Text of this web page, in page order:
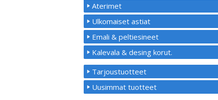
Aterimet
Ulkomaiset astiat
Emali & peltiesineet
Kalevala & desing korut.
Tarjoustuotteet
Uusimmat tuotteet